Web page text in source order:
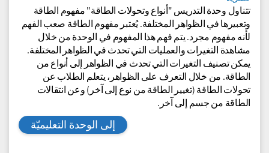
أنواع وتحوّلات الطاقة
مجالات المعرفة: علوم وتكنولوجيا
للمزيد
تتناول وحدة التدريس "أنواع وتحولات الطاقة" مفهوم الطاقة
وتعبيرها في الظواهر المختلفة. يُعتبر مفهوم الطاقة صعب الفهم
لأنه مفهوم مجرد. يتم فهم هذا المفهوم في الوحدة من خلال